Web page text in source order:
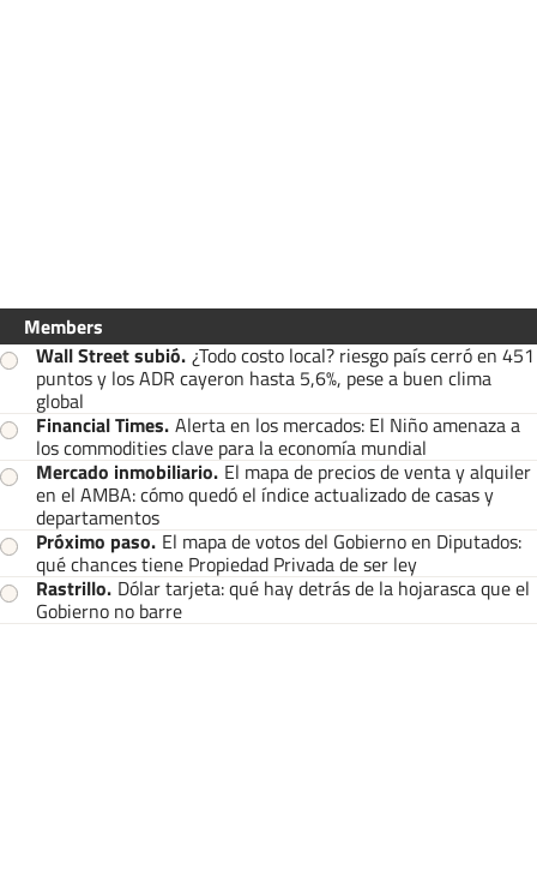
Members
Wall Street subió. ¿Todo costo local? riesgo país cerró en 451
puntos y los ADR cayeron hasta 5,6%, pese a buen clima
global
Financial Times. Alerta en los mercados: El Niño amenaza a
los commodities clave para la economía mundial
Mercado inmobiliario. El mapa de precios de venta y alquiler
en el AMBA: cómo quedó el índice actualizado de casas y
departamentos
Próximo paso. El mapa de votos del Gobierno en Diputados:
qué chances tiene Propiedad Privada de ser ley
Rastrillo. Dólar tarjeta: qué hay detrás de la hojarasca que el
Gobierno no barre